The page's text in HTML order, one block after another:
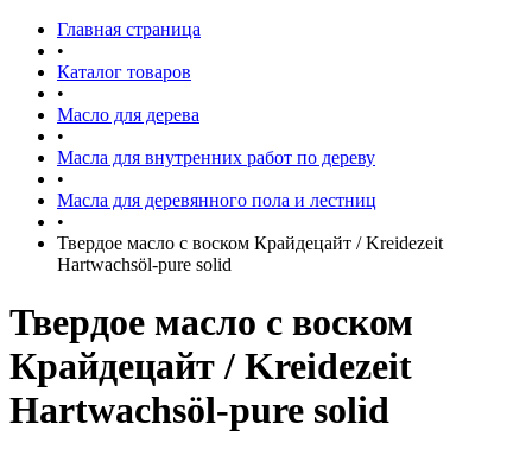
Главная страница
•
Каталог товаров
•
Масло для дерева
•
Масла для внутренних работ по дереву
•
Масла для деревянного пола и лестниц
•
Твердое масло с воском Крайдецайт / Kreidezeit
Hartwachsöl-pure solid
Твердое масло с воском
Крайдецайт / Kreidezeit
Hartwachsöl-pure solid